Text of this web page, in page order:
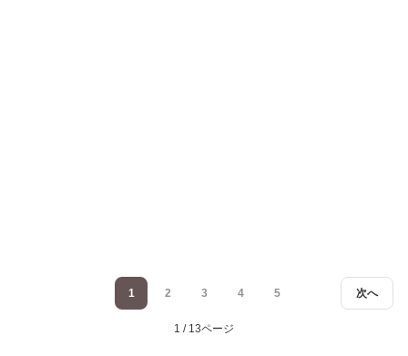
次へ
1 2 3 4 5
1 / 13ページ